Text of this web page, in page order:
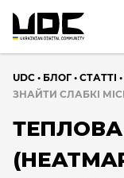
UDC • БЛОГ • CТАТТІ •
ЗНАЙТИ СЛАБКІ